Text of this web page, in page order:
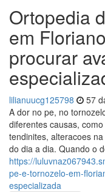
Ortopedia
em
procurar
lilianuucg125798 57
A dor no pe, no
diferentes causas,
tendinites, alteracoes
do dia a dia. Quando o
https://
pe-e-tornozelo-em-
especializada